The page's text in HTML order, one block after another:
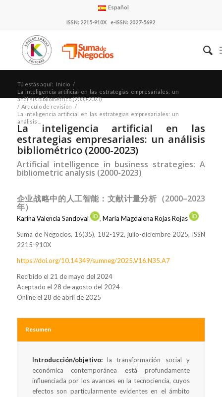
Español
ISSN: 2215-910X e-ISSN: 2027-5692
Tú estás aquí: Inicio /
La inteligencia artificial en las estrategias empresariales: un
análisis bibliométrico (2000-2023)
/ Artículo de revisión /
La inteligencia artificial en las estrategias empresariales: un
análisis ...
La inteligencia artificial en las
estrategias empresariales: un análisis
bibliométrico (2000-2023)
Artificial intelligence in business strategies: A
bibliometric analysis (2000-2023)
企业战略中的人工智能：文献计量分析（2000–2023
年）
Karina Valencia Sandoval , María Magdalena Rojas Rojas
Suma de Negocios, 16(35), 182-192, julio-diciembre 2025, ISSN
2215-910X
https://doi.org/10.14349/sumneg/2025.V16.N35.A7
Recibido el 21 de mayo del 2024
Aceptado el 28 de agosto del 2024
Online el 28 de abril de 2025
Resumen
Introducción/objetivo:la transformación social y
económica contemporánea está profundamente
influenciada por los avances en la tecnociencia, cuyos
efectos son particularmente evidentes en el ámbito